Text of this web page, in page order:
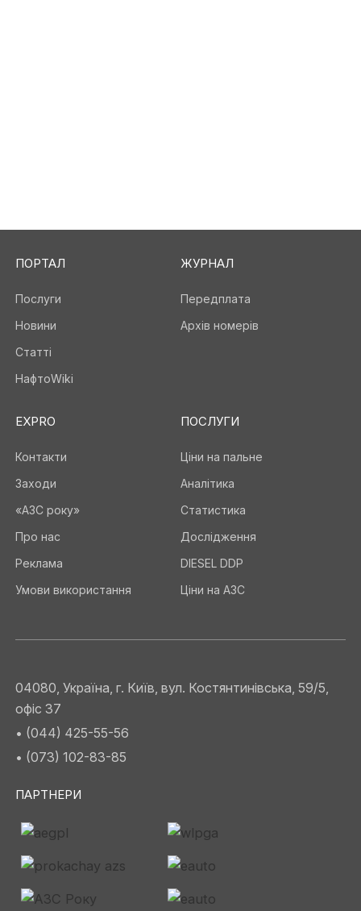
ПОРТАЛ
Послуги
Новини
Статті
НафтоWiki
ЖУРНАЛ
Передплата
Архів номерів
EXPRO
Контакти
Заходи
«АЗС року»
Про нас
Реклама
Умови використання
ПОСЛУГИ
Ціни на пальне
Аналітика
Статистика
Дослідження
DIESEL DDP
Ціни на АЗС
04080, Україна, г. Київ, вул. Костянтинівська, 59/5,
офіс 37
• (044) 425-55-56
• (073) 102-83-85
ПАРТНЕРИ